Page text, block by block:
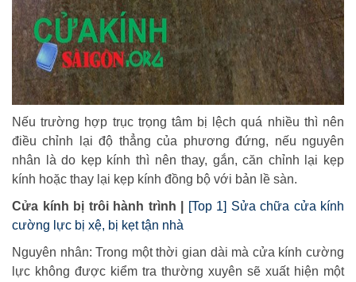
Nếu trường hợp trục trọng tâm bị lệch quá nhiều thì nên
điều chỉnh lại độ thẳng của phương đứng, nếu nguyên
nhân là do kẹp kính thì nên thay, gắn, căn chỉnh lại kẹp
kính hoặc thay lại kẹp kính đồng bộ với bản lề sàn.
Cửa kính bị trôi hành trình |
[Top 1] Sửa chữa cửa kính
cường lực bị xệ, bị kẹt tận nhà
Nguyên nhân: Trong một thời gian dài mà cửa kính cường
lực không được kiểm tra thường xuyên sẽ xuất hiện một